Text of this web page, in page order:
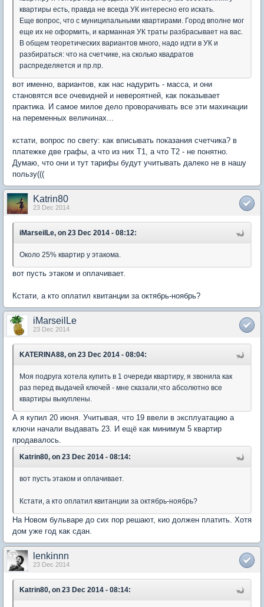
квартиры есть, правда не всегда УК интересно его искать.
Еще вопрос, что с муниципальными квартирами. Город вполне мог
еще их не оформить, и карманная УК траты разбрасывает на вас.
В общем теоретических вариантов много, надо идти в УК и
разбираться: что на счетчике, на сколько квадратов
распределяется и пр.пр.
вот именно, вариантов, как нас надурить - масса, и они
становятся все очевидней и невероятней, как показывает
практика. И самое милое дело проворачивать все эти махинации
на переменных величинах...
кстати, вопрос по свету: как вписывать показания счетчика? в
платежке две графы, а что из них Т1, а что Т2 - не понятно.
Думаю, что они и тут тарифы будут учитывать далеко не в нашу
пользу(((
Katrin80
23 Dec 2014
iMarseilLe, on 23 Dec 2014 - 08:12:
Около 25% квартир у этакома.
вот пусть этаком и оплачивает.
Кстати, а кто оплатил квитанции за октябрь-ноябрь?
iMarseilLe
23 Dec 2014
KATERINA88, on 23 Dec 2014 - 08:04:
Моя подруга хотела купить в 1 очереди квартиру, я звонила как
раз перед выдачей ключей - мне сказали,что абсолютно все
квартиры выкуплены.
А я купил 20 июня. Учитывая, что 19 ввели в эксплуатацию а
ключи начали выдавать 23. И ещё как минимум 5 квартир
продавалось.
Katrin80, on 23 Dec 2014 - 08:14:
вот пусть этаком и оплачивает.
Кстати, а кто оплатил квитанции за октябрь-ноябрь?
На Новом бульваре до сих пор решают, кио должен платить. Хотя
дом уже год как сдан.
lenkinnn
23 Dec 2014
Katrin80, on 23 Dec 2014 - 08:14: